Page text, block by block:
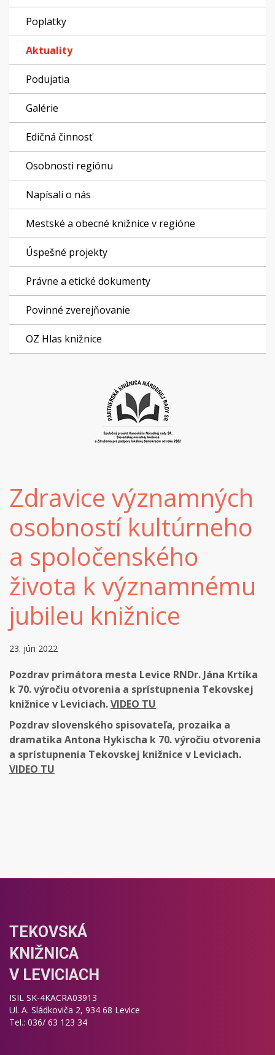
Poplatky
Aktuality
Podujatia
Galérie
Edičná činnosť
Osobnosti regiónu
Napísali o nás
Mestské a obecné knižnice v regióne
Úspešné projekty
Právne a etické dokumenty
Povinné zverejňovanie
OZ Hlas knižnice
Zdravice významných
osobností kultúrneho
a spoločenského
života k významnému
jubileu knižnice
23. jún 2022
Pozdrav primátora mesta Levice RNDr. Jána Krtíka
k 70. výročiu otvorenia a sprístupnenia Tekovskej
knižnice v Leviciach.VIDEO TU
Pozdrav slovenského spisovateľa, prozaika a
dramatika Antona Hykischa k 70. výročiu otvorenia
a sprístupnenia Tekovskej knižnice v Leviciach.
VIDEO TU
TEKOVSKÁ
KNIŽNICA
V LEVICIACH
ISIL SK-4KACRA03913
Ul. A. Sládkoviča 2, 934 68 Levice
Tel.: 036/ 63 123 34